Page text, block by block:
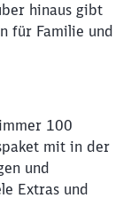
hinaus gibt
für Familie und
100
mit in der
und
Extras und